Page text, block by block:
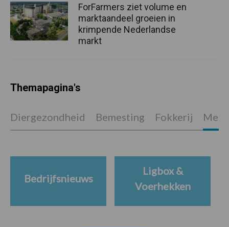
ForFarmers ziet volume en
marktaandeel groeien in
krimpende Nederlandse
markt
Themapagina's
Diergezondheid Bemesting Fokkerij
Bedrijfsnieuws
Ligbox &
Voerhekken